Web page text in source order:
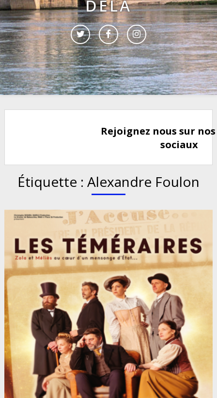
DELÀ
Rejoignez nous sur
sociaux
Étiquette : Alexandre Foulon